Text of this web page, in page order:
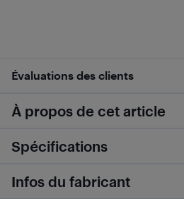
Évaluations des clients
À propos de cet article
Spécifications
Infos du fabricant